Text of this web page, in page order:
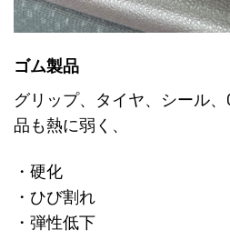
ゴム製品
グリップ、タイヤ、シール
品も熱に弱く、
・硬化
・ひび割れ
・弾性低下